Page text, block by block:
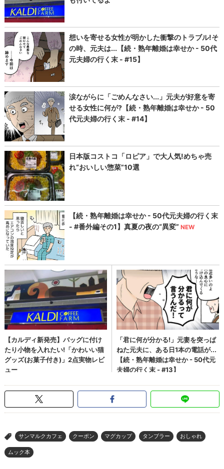
> サンマルクカフェ クーポン マグカップ タンブラー おしゃれ
ムック本